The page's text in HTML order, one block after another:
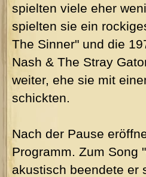
spielten viele eher
spielten sie ein
The Sinner" und die
Nash & The Stray
weiter, ehe sie mit
schickten.
Nach der Pause
Programm. Zum Song
akustisch beendete er